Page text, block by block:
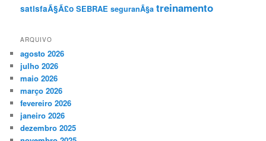
satisfaÃ§Ã£o SEBRAE seguranÃ§a treinamento
ARQUIVO
agosto 2026
julho 2026
maio 2026
março 2026
fevereiro 2026
janeiro 2026
dezembro 2025